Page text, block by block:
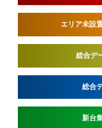
エリア未設
総合デ
総合
新台